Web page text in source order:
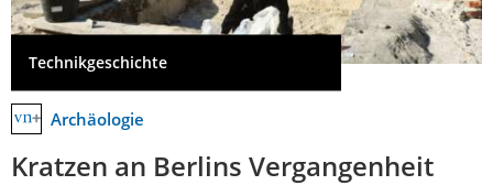
Technikgeschichte
Archäologie
Kratzen an Berlins Vergangenheit